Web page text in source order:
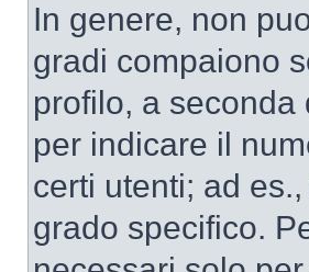
In genere, non
gradi compaiono
profilo, a
per indicare il
certi utenti; ad
grado specifico.